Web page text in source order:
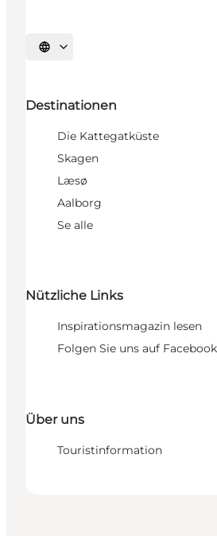
Sprache auswählen
Destinationen
Die Kattegatküste
Skagen
Læsø
Aalborg
Se alle
Nützliche Links
Inspirationsmagazin lesen
Folgen Sie uns auf Facebook
Über uns
Touristinformation